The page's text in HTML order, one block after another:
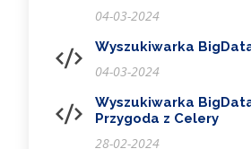
04-03-2024
Wyszukiwarka
04-03-2024
Wyszukiwarka
Przygoda z Celery
28-02-2024